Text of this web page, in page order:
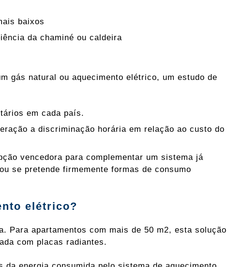
baixos
da chaminé ou caldeira
gás natural ou aquecimento elétrico, um estudo de
em cada país.
a discriminação horária em relação ao custo do
vencedora para complementar um sistema já
se pretende firmemente formas de consumo
elétrico?
Para apartamentos com mais de 50 m2, esta solução
com placas radiantes.